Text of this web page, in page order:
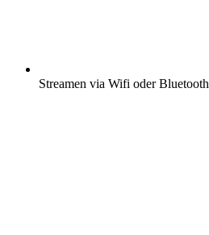
Streamen via Wifi oder Bluetooth